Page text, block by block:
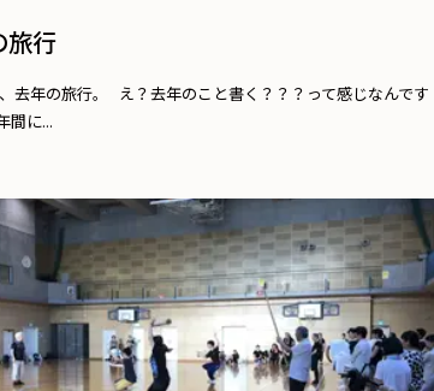
旅行
去年の旅行。 え？去年のこと書く？？？って感じなんです
間に...